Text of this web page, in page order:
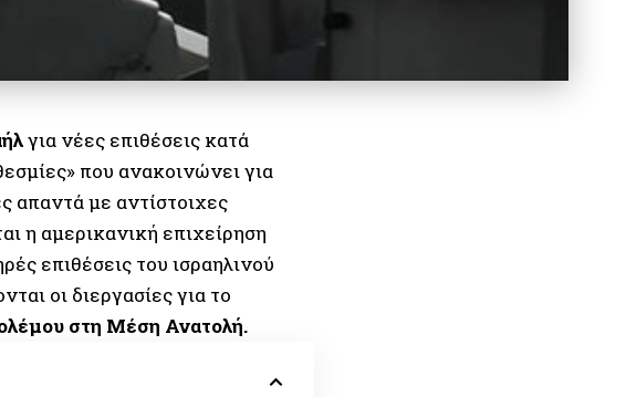
για νέες επιθέσεις κατά
που ανακοινώνει για
απαντά με αντίστοιχες
η αμερικανική επιχείρηση
επιθέσεις του ισραηλινού
οι διεργασίες για το
στη Μέση Ανατολή.